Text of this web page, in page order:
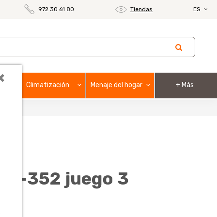
972 30 61 80 Tiendas ES
Climatización Menaje del hogar + Más
352 juego 3